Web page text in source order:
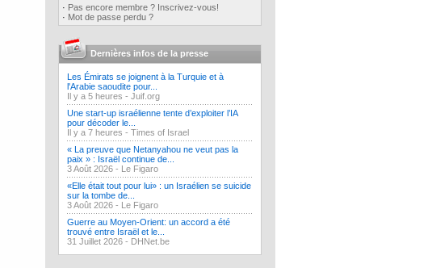
· Pas encore membre ? Inscrivez-vous!
· Mot de passe perdu ?
Dernières infos de la presse
Les Émirats se joignent à la Turquie et à
l'Arabie saoudite pour...
Il y a 5 heures - Juif.org
Une start-up israélienne tente d’exploiter l’IA
pour décoder le...
Il y a 7 heures - Times of Israel
« La preuve que Netanyahou ne veut pas la
paix » : Israël continue de...
3 Août 2026 - Le Figaro
«Elle était tout pour lui» : un Israélien se suicide
sur la tombe de...
3 Août 2026 - Le Figaro
Guerre au Moyen-Orient: un accord a été
trouvé entre Israël et le...
31 Juillet 2026 - DHNet.be